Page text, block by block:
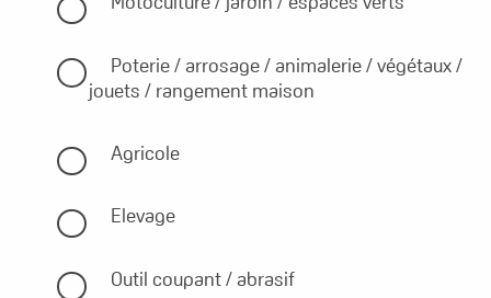
Poterie / arrosage / animalerie / végétaux /
jouets / rangement maison
Agricole
Elevage
Outil coupant / abrasif